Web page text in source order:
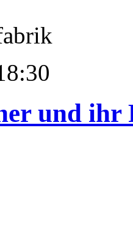
und ihr